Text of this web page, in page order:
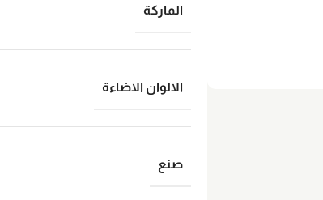
الماركة
الالوان الاضاءة
صنع